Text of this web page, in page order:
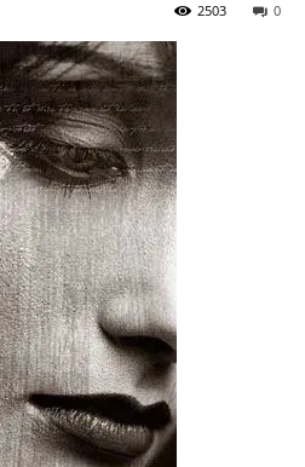
0
2503